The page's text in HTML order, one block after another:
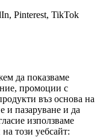
Pinterest, TikTok
да показваме
промоции с
въз основа на
и пазаруване и да
използваме
този уебсайт: